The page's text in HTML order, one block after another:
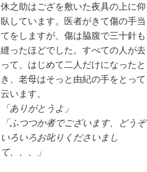
休之助はござを敷いた夜具の上に仰
臥しています。医者がきて傷の手当
てをしますが、傷は脇腹で三十針も
縫ったほどでした。すべての人が去
って、はじめて二人だけになったと
き、老母はそっと由紀の手をとって
云います。
「ありがとうよ」
「ふつつか者でございます、どうぞ
いろいろお叱りくださいまし
て、、、」